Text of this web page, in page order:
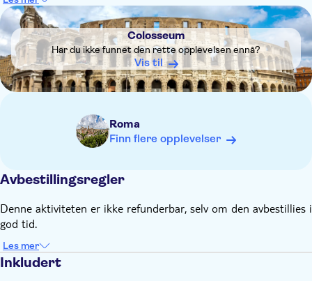
Aktiver TravelMate-appen på smarttelefonen eller nettbrettet
med pinkoden som du finner på voucheren etter bestilling
Du kan lytte til lydguiden både online og offline ved å laste
ned lydfilene på forhånd
Lydguiden utløper ikke. Du kan bruke den så mange ganger
du vil
Vi anbefaler å bruke hodetelefoner for en bedre
lytteopplevelse
DSA1Colosseum
Colosseum
Har du ikke funnet den rette opplevelsen ennå?
Vis til
Roma
Finn flere opplevelser
Avbestillingsregler
Denne aktiviteten er ikke refunderbar, selv om den avbestillies i
god tid.
Les mer
Inkludert